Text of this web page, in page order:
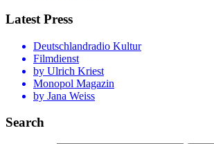
Latest Press
Deutschlandradio Kultur
Filmdienst
by Ulrich Kriest
Monopol Magazin
by Jana Weiss
Search